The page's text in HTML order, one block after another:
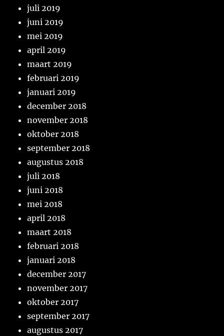
juli 2019
juni 2019
mei 2019
april 2019
maart 2019
februari 2019
januari 2019
december 2018
november 2018
oktober 2018
september 2018
augustus 2018
juli 2018
juni 2018
mei 2018
april 2018
maart 2018
februari 2018
januari 2018
december 2017
november 2017
oktober 2017
september 2017
augustus 2017